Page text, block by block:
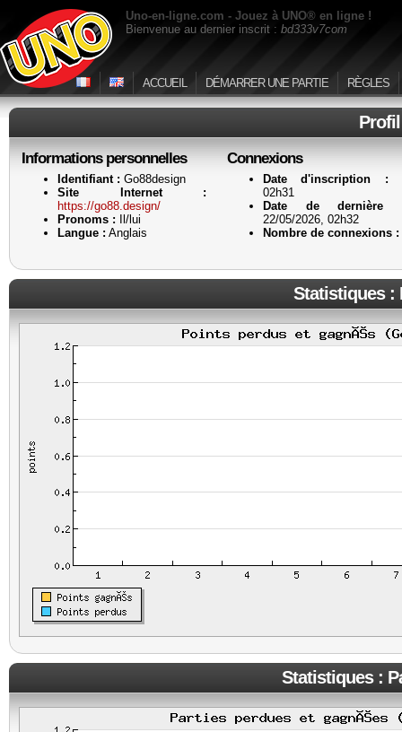
Uno-en-ligne.com - Jouez à UNO® en ligne !
Bienvenue au dernier inscrit : bd333v7com
ACCUEIL DÉMARRER UNE PARTIE RÈGLES
Informations personnelles
Identifiant : Go88design
Site Internet :
https://go88.design/
Pronoms : Il/lui
Langue : Anglais
Connexions
Date d'inscription :
02h31
Date de dernière
22/05/2026, 02h32
Nombre de connexions :
Statistiques :
Statistiques :